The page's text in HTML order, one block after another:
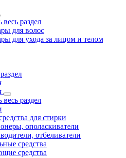
весь раздел
для волос
для ухода за лицом и телом
весь раздел
для стирки
ополаскиватели
отбеливатели
средства
средства